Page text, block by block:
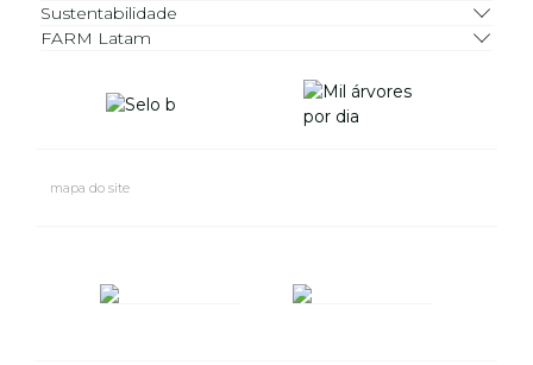
Sustentabilidade
FARM Latam
mapa do site